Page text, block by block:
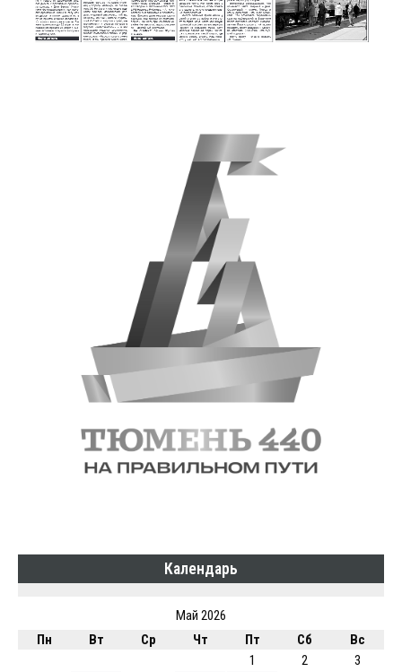
Календарь
Май 2026
Пн
Вт Ср Чт Пт Сб
Вс
1
2
3